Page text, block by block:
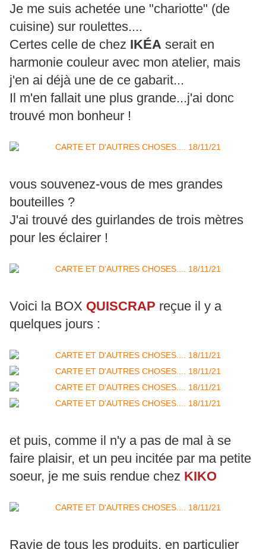
Je me suis achetée une "chariotte" (de
cuisine) sur roulettes....
Certes celle de chez IKÉA serait en
harmonie couleur avec mon atelier, mais
j'en ai déjà une de ce gabarit...
Il m'en fallait une plus grande...j'ai donc
trouvé mon bonheur !
vous souvenez-vous de mes grandes
bouteilles ?
J'ai trouvé des guirlandes de trois mètres
pour les éclairer !
Voici la BOX QUISCRAP reçue il y a
quelques jours :
et puis, comme il n'y a pas de mal à se
faire plaisir, et un peu incitée par ma petite
soeur, je me suis rendue chez KIKO
Ravie de tous les produits, en particulier